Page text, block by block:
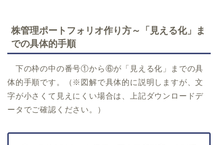
株管理ポートフォリオ作り方～「見える化」ま
での具体的手順
下の枠の中の番号①から⑥が「見える化」までの具
体的手順です。（※図解で具体的に説明しますが、文
字が小さくて見えにくい場合は、上記ダウンロードデ
ータでご確認ください。）